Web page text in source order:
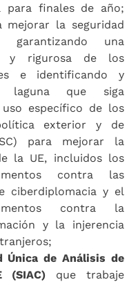
para finales de año;
mejorar la seguridad
garantizando una
y rigurosa de los
e identificando y
laguna que siga
específico de los
exterior y de
para mejorar la
la UE, incluidos los
contra las
ciberdiplomacia y el
contra la
y la injerencia
Única de Análisis de
(SIAC) que trabaje